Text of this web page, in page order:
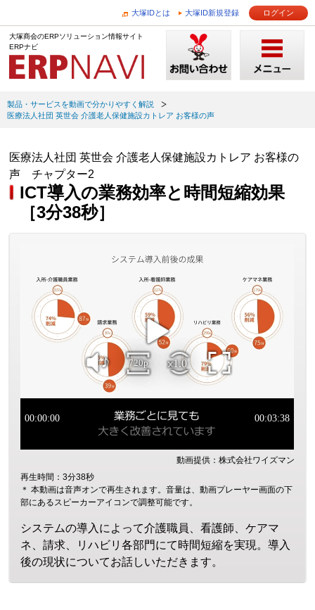
大塚IDとは 大塚ID新規登録 ログイン
大塚商会のERPソリューション情報サイト
ERPナビ
製品・サービスを動画で分かりやすく解説
医療法人社団 英世会 介護老人保健施設カトレア お客様の声
医療法人社団 英世会 介護老人保健施設カトレア お客様の
声 チャプター2
ICT導入の業務効率と時間短縮効果
［3分38秒］
動画提供：株式会社ワイズマン
再生時間：3分38秒
＊ 本動画は音声オンで再生されます。音量は、動画プレーヤー画面の下
部にあるスピーカーアイコンで調整可能です。
システムの導入によって介護職員、看護師、ケアマ
ネ、請求、リハビリ各部門にて時間短縮を実現。導入
後の現状についてお話しいただきます。